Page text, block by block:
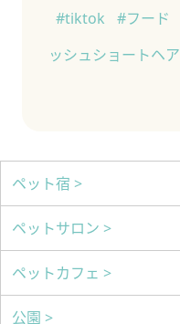
#tiktok
#フード
ッシュショートヘア
ペット宿 >
ペットサロン >
ペットカフェ >
公園 >